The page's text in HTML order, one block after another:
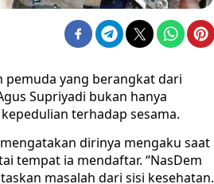
pemuda yang berangkat dari
Supriyadi bukan hanya
terhadap sesama.
dirinya mengaku saat
tempat ia mendaftar. “NasDem
masalah dari sisi kesehatan.